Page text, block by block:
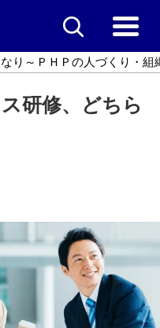
り～ＰＨＰの人づくり・組
研修、どちら